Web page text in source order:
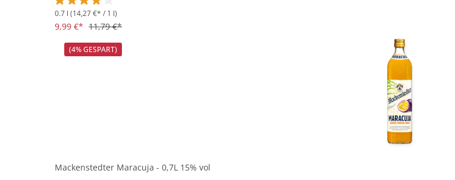
Durchschnittliche Bewertung von 4 von 5 Sternen
0.7 l (14,27 €* / 1 l)
9,99 €* 11,79 €*
(4% GESPART)
Mackenstedter Maracuja - 0,7L 15% vol
In den Korb